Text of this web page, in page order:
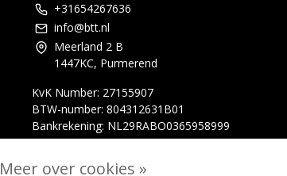
+31654267636
info@btt.nl
Meerland 2 B
1447KC, Purmerend
KvK Number: 27155907
BTW-number: 804312631B01
Bankrekening: NL29RABO0365958999
Meer over cookies »